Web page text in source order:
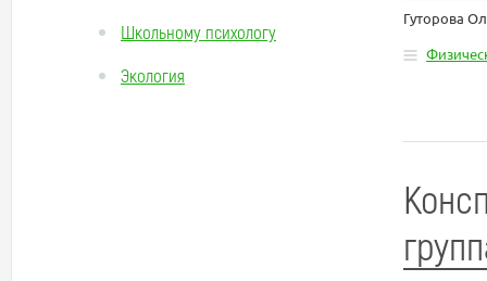
Школьному психологу
Экология
Гуторова